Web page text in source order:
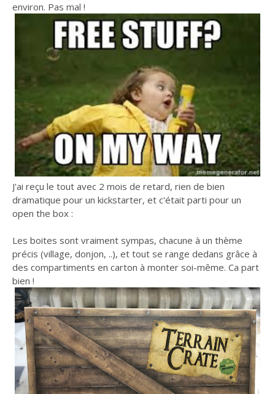
environ. Pas mal !
J'ai reçu le tout avec 2 mois de retard, rien de bien
dramatique pour un kickstarter, et c'était parti pour un
open the box :
Les boites sont vraiment sympas, chacune à un thème
précis (village, donjon, ..), et tout se range dedans grâce à
des compartiments en carton à monter soi-même. Ca part
bien !